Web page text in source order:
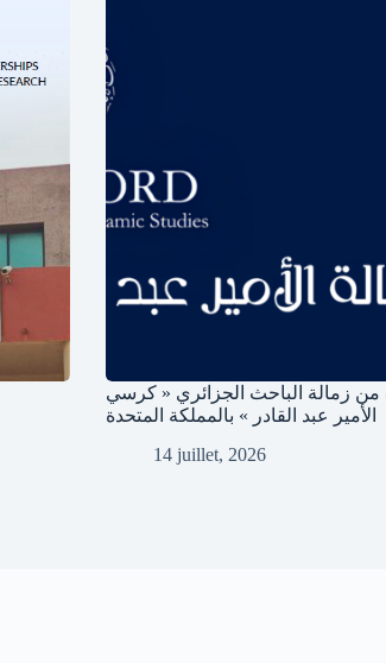
من زمالة الباحث الجزائري « كرسي
الأمير عبد القادر » بالمملكة المتحدة
14 juillet, 2026